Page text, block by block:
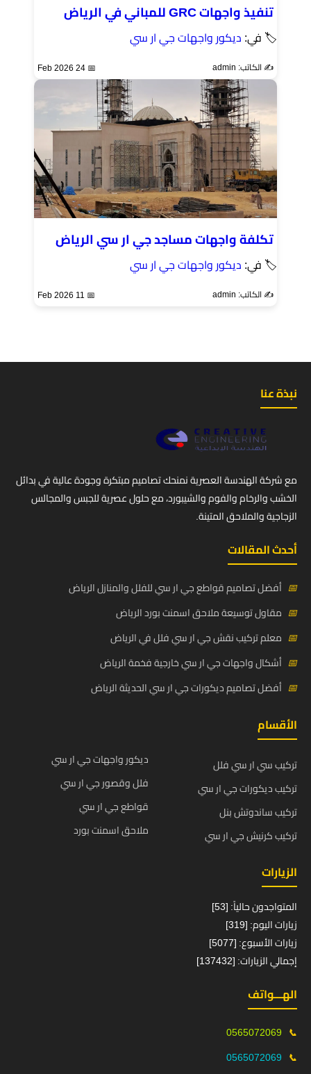
تنفيذ واجهات GRC للمباني في الرياض
🏷 في: ديكور واجهات جي ار سي
✍️ الكاتب: admin 📅 24 Feb 2026
تكلفة واجهات مساجد جي ار سي الرياض
🏷 في: ديكور واجهات جي ار سي
✍️ الكاتب: admin 📅 11 Feb 2026
نبذة عنا
مع شركة الهندسة العصرية نمنحك تصاميم مبتكرة وجودة عالية في بدائل
الخشب والرخام والفوم والشيبورد، مع حلول عصرية للجبس والمجالس
الزجاجية والملاحق المتينة.
أحدث المقالات
📅 أفضل تصاميم قواطع جي ار سي للفلل والمنازل الرياض
📅 مقاول توسيعة ملاحق اسمنت بورد الرياض
📅 معلم تركيب نقش جي ار سي فلل في الرياض
📅 أشكال واجهات جي ار سي خارجية فخمة الرياض
📅 أفضل تصاميم ديكورات جي ار سي الحديثة الرياض
الأقسام
تركيب سي ار سي فلل
تركيب ديكورات جي ار سي
تركيب ساندوتش بنل
تركيب كرنيش جي ار سي
ديكور واجهات جي ار سي
فلل وقصور جي ار سي
قواطع جي ار سي
ملاحق اسمنت بورد
الزيارات
المتواجدون حالياً: [53]
زيارات اليوم: [319]
زيارات الأسبوع: [5077]
إجمالي الزيارات: [137432]
الهـــواتف
📞
0565072069
📞
0565072069